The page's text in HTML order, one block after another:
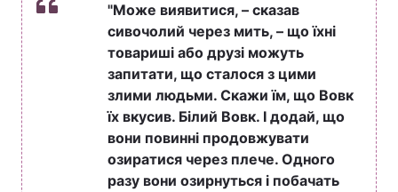
"Може виявитися, – сказав
сивочолий через мить, – що їхні
товариші або друзі можуть
запитати, що сталося з цими
злими людьми. Скажи їм, що Вовк
їх вкусив. Білий Вовк. І додай, що
вони повинні продовжувати
озиратися через плече. Одного
разу вони озирнуться і побачать